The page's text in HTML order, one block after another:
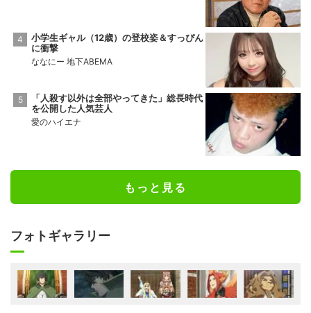
小学生ギャル（12歳）の登校姿＆すっぴん
に衝撃
ななにー 地下ABEMA
「人殺す以外は全部やってきた」総長時代
を公開した人気芸人
愛のハイエナ
もっと見る
フォトギャラリー